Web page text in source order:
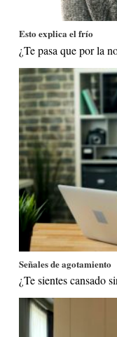
Esto explica el frío
¿Te pasa que por la
Señales de agotamiento
¿Te sientes cansado